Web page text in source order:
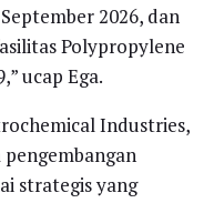
2026, dan
Polypropylene
ucap Ega.
Industries,
strategis yang